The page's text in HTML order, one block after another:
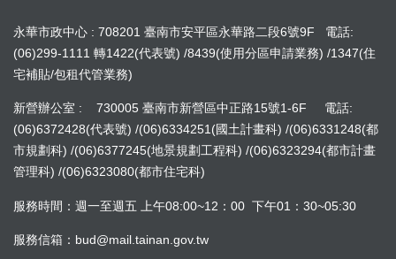
永華市政中心 : 708201 臺南市安平區永華路二段6號9F 電話:
(06)299-1111 轉1422(代表號) /8439(使用分區申請業務) /1347(住
宅補貼/包租代管業務)
新營辦公室 : 730005 臺南市新營區中正路15號1-6F 電話:
(06)6372428(代表號) /(06)6334251(國土計畫科) /(06)6331248(都
市規劃科) /(06)6377245(地景規劃工程科) /(06)6323294(都市計畫
管理科) /(06)6323080(都市住宅科)
服務時間：週一至週五 上午08:00~12：00 下午01：30~05:30
服務信箱：bud@mail.tainan.gov.tw